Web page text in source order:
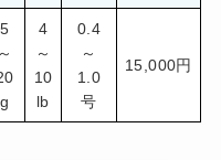
5
～
g
4
～
10
lb
0.4
～
1.0
号
15,000円